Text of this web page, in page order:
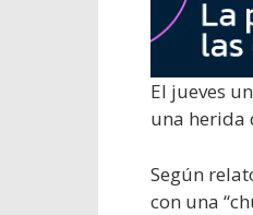
El jueves
una herida
Según
con una